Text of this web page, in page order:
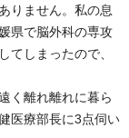
りません。私の息
県で脳外科の専攻
てしまったので、
く離れ離れに暮ら
医療部長に3点伺い